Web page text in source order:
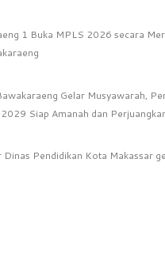
1 Buka MPLS 2026 secara
Gelar Musyawarah,
Siap Amanah dan
Dinas Pendidikan Kota Makassar